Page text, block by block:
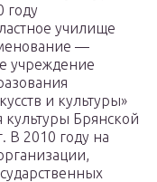
году
училище
—
учреждение
и культуры»
Брянской
В 2010 году на